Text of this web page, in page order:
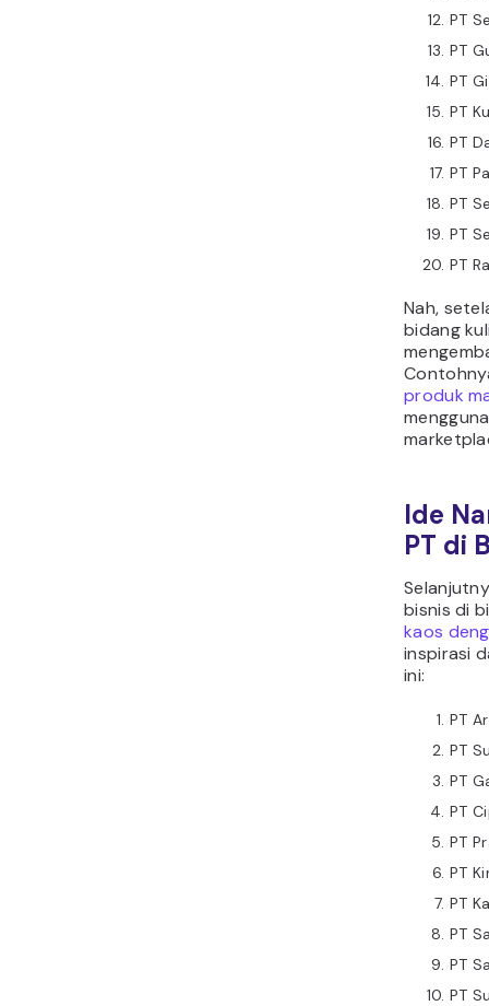
PT
PT
PT
PT
PT
PT
PT
PT
PT
Nah,
bidang
produk
Ide
PT di
bisnis di
kaos
inspirasi
ini:
PT
PT
PT
PT
PT
PT
PT
PT
PT
PT